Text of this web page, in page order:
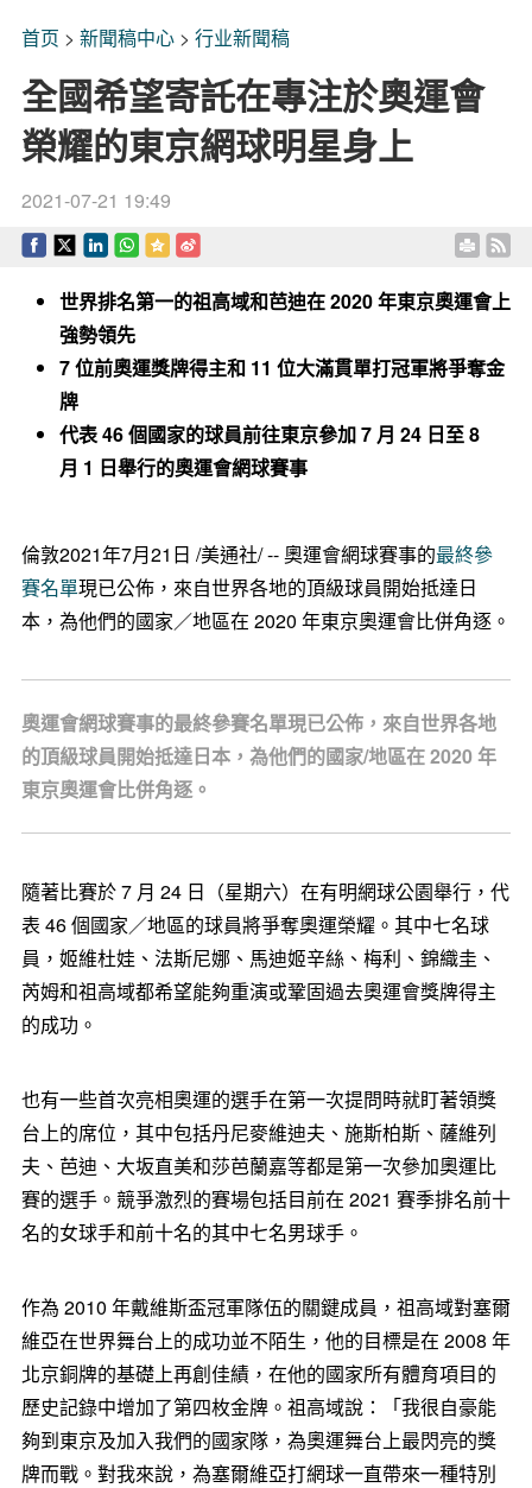
首页 > 新聞稿中心> 行业新聞稿
全國希望寄託在專注於奧運會
榮耀的東京網球明星身上
2021-07-21 19:49
世界排名第一的祖高域和芭迪在2020年東京奧運會上
強勢領先
7位前奧運獎牌得主和11 位大滿貫單打冠軍將爭奪金
牌
代表46個國家的球員前往東京參加7 月 24 日至8
月 1 日舉行的奧運會網球賽事
倫敦2021年7月21日 /美通社/ -- 奧運會網球賽事的最終參
賽名單現已公佈，來自世界各地的頂級球員開始抵達日
本，為他們的國家／地區在 2020 年東京奧運會比併角逐。
奧運會網球賽事的最終參賽名單現已公佈，來自世界各地
的頂級球員開始抵達日本，為他們的國家/地區在 2020 年
東京奧運會比併角逐。
隨著比賽於 7 月 24 日（星期六）在有明網球公園舉行，代
表 46 個國家／地區的球員將爭奪奧運榮耀。其中七名球
員，姬維杜娃、法斯尼娜、馬迪姬辛絲、梅利、錦織圭、
芮姆和祖高域都希望能夠重演或鞏固過去奧運會獎牌得主
的成功。
也有一些首次亮相奧運的選手在第一次提問時就盯著領獎
台上的席位，其中包括丹尼麥維迪夫、施斯柏斯、薩維列
夫、芭迪、大坂直美和莎芭蘭嘉等都是第一次參加奧運比
賽的選手。競爭激烈的賽場包括目前在 2021 賽季排名前十
名的女球手和前十名的其中七名男球手。
作為 2010 年戴維斯盃冠軍隊伍的關鍵成員，祖高域對塞爾
維亞在世界舞台上的成功並不陌生，他的目標是在 2008 年
北京銅牌的基礎上再創佳績，在他的國家所有體育項目的
歷史記錄中增加了第四枚金牌。祖高域說：「我很自豪能
夠到東京及加入我們的國家隊，為奧運舞台上最閃亮的獎
牌而戰。對我來說，為塞爾維亞打網球一直帶來一種特別